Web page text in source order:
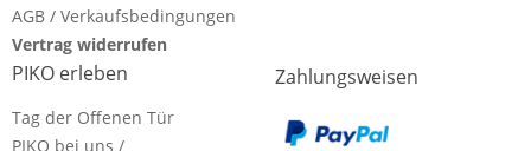
AGB / Verkaufsbedingungen
Vertrag widerrufen
PIKO erleben
Tag der Offenen Tür
PIKO bei uns /
Zahlungsweisen